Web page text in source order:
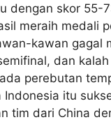
dengan skor 55-
meraih medali
kawan gagal
dan
perebutan
Indonesia itu
tim dari China